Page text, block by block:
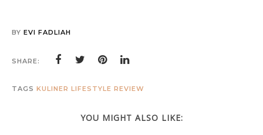
BY EVI FADLIAH
SHARE:
TAGS KULINER LIFESTYLE REVIEW
YOU MIGHT ALSO LIKE: